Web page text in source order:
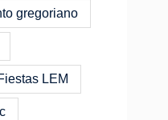
gregoriano
LEM